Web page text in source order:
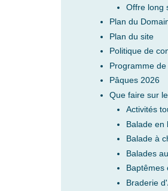
Offre long
Plan du
Plan du site
Politique de
Programme de
Pâques 2026
Que faire sur
Activités
Balade en
Balade à
Balades
Baptêmes
Braderie